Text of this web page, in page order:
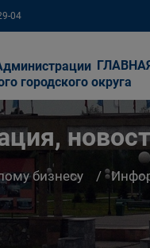
04
городского округа
бизнесу